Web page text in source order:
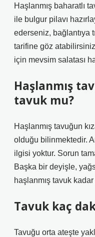
Haşlanmış baharatlı
ile bulgur pilavı
ederseniz, bağlantıya
tarifine göz
için mevsim salatası
Haşlanmış
tavuk mu?
Haşlanmış tavuğun
olduğu bilinmektedir.
ilgisi yoktur. Sorun
Başka bir deyişle,
haşlanmış tavuk kadar
Tavuk kaç
Tavuğu orta ateşte